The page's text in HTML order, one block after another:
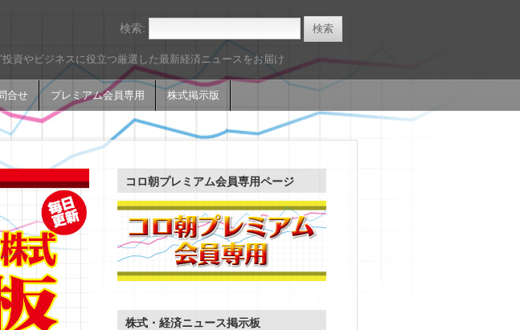
資やビジネスに役立つ厳選した最新経済ニュースをお届け
合せ プレミアム会員専用 株式掲示版
検索:
コロ朝プレミアム会員専用ページ
株式・経済ニュース掲示板